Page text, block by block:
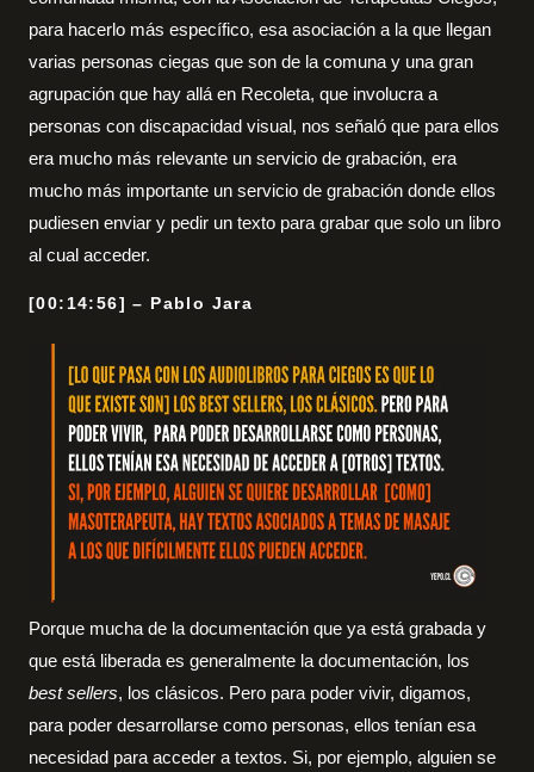
para hacerlo más específico, esa asociación a la que llegan
varias personas ciegas que son de la comuna y una gran
agrupación que hay allá en Recoleta, que involucra a
personas con discapacidad visual, nos señaló que para ellos
era mucho más relevante un servicio de grabación, era
mucho más importante un servicio de grabación donde ellos
pudiesen enviar y pedir un texto para grabar que solo un libro
al cual acceder.
[00:14:56] – Pablo Jara
Porque mucha de la documentación que ya está grabada y
que está liberada es generalmente la documentación, los
best sellers, los clásicos. Pero para poder vivir, digamos,
para poder desarrollarse como personas, ellos tenían esa
necesidad para acceder a textos. Si, por ejemplo, alguien se